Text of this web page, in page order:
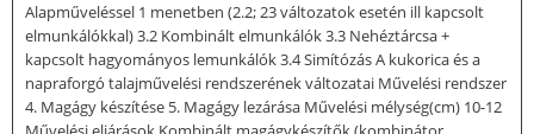
Alapműveléssel 1 menetben (2.2; 23 változatok esetén ill kapcsolt
elmunkálókkal) 3.2 Kombinált elmunkálók 3.3 Nehéztárcsa +
kapcsolt hagyományos lemunkálók 3.4 Simítózás A kukorica és a
napraforgó talajművelési rendszerének változatai Művelési rendszer
4. Magágy készítése 5. Magágy lezárása Művelési mélység(cm) 10-12